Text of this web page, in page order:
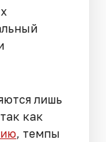
лишь
как
, темпы